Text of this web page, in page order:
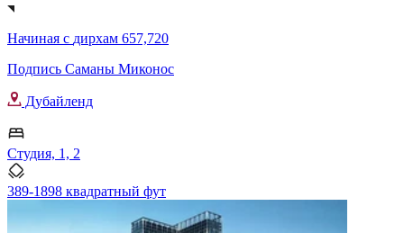
Начиная с дирхам 657,720
Подпись Саманы Миконос
Дубайленд
Студия, 1, 2
389-1898 квадратный фут